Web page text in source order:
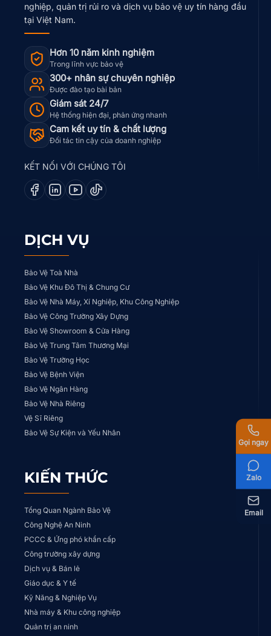
Gọi ngay
Zalo
Email
nghiệp, quản trị rủi ro và dịch vụ bảo vệ uy tín hàng đầu
tại Việt Nam.
Hơn 10 năm kinh nghiệm
Trong lĩnh vực bảo vệ
300+ nhân sự chuyên nghiệp
Được đào tạo bài bản
Giám sát 24/7
Hệ thống hiện đại, phản ứng nhanh
Cam kết uy tín & chất lượng
Đối tác tin cậy của doanh nghiệp
KẾT NỐI VỚI CHÚNG TÔI
DỊCH VỤ
Bảo Vệ Toà Nhà
Bảo Vệ Khu Đô Thị & Chung Cư
Bảo Vệ Nhà Máy, Xí Nghiệp, Khu Công Nghiệp
Bảo Vệ Công Trường Xây Dựng
Bảo Vệ Showroom & Cửa Hàng
Bảo Vệ Trung Tâm Thương Mại
Bảo Vệ Trường Học
Bảo Vệ Bệnh Viện
Bảo Vệ Ngân Hàng
Bảo Vệ Nhà Riêng
Vệ Sĩ Riêng
Bảo Vệ Sự Kiện và Yếu Nhân
KIẾN THỨC
Tổng Quan Ngành Bảo Vệ
Công Nghệ An Ninh
PCCC & Ứng phó khẩn cấp
Công trường xây dựng
Dịch vụ & Bán lẻ
Giáo dục & Y tế
Kỹ Năng & Nghiệp Vụ
Nhà máy & Khu công nghiệp
Quản trị an ninh